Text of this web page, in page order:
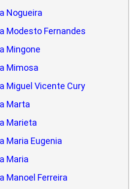
Nogueira
Modesto Fernandes
Mingone
Mimosa
Miguel Vicente Cury
Marta
Marieta
Maria Eugenia
Maria
Manoel Ferreira